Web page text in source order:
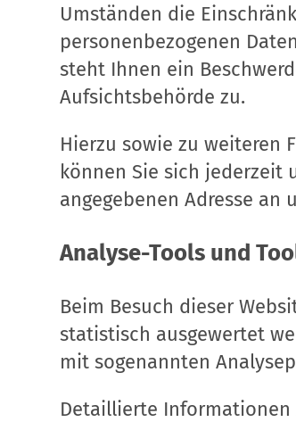
Umständen die
personenbezogenen
steht Ihnen ein
Aufsichtsbehörde zu.
Hierzu sowie zu weiteren
können Sie sich jederzeit
angegebenen Adresse an
Analyse-Tools und
Beim Besuch dieser
statistisch ausgewertet
mit sogenannten
Detaillierte Informationen